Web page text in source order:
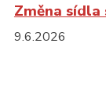
Změna sídla
9.6.2026